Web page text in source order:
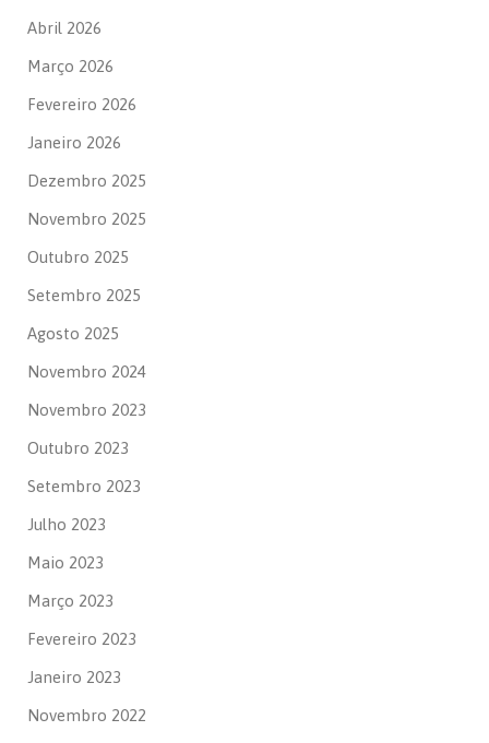
Abril 2026
Março 2026
Fevereiro 2026
Janeiro 2026
Dezembro 2025
Novembro 2025
Outubro 2025
Setembro 2025
Agosto 2025
Novembro 2024
Novembro 2023
Outubro 2023
Setembro 2023
Julho 2023
Maio 2023
Março 2023
Fevereiro 2023
Janeiro 2023
Novembro 2022